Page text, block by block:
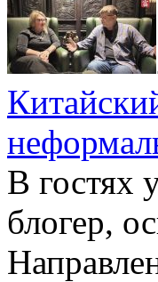
В гостях
блогер,